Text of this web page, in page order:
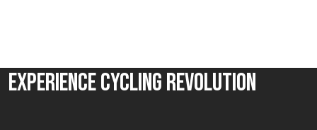
Experience Cycling Revolution